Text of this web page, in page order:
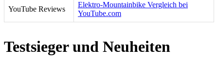
YouTube Reviews
Elektro-Mountainbike Vergleich bei
YouTube.com
Testsieger und Neuheiten